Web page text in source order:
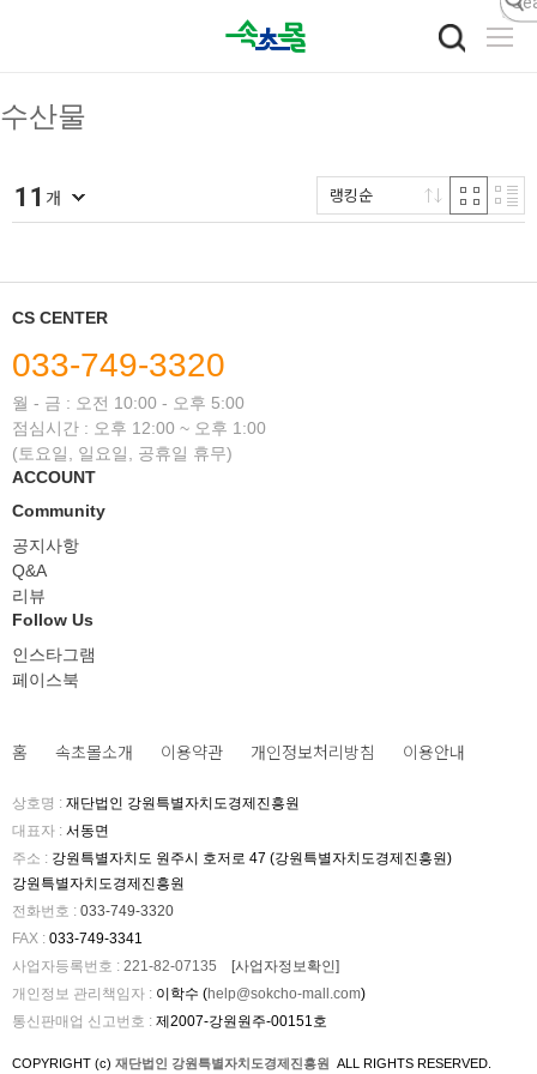
닫기
수산물
11 개 랭킹순
CS CENTER
033-749-3320
월 - 금 : 오전 10:00 - 오후 5:00
점심시간 : 오후 12:00 ~ 오후 1:00
(토요일, 일요일, 공휴일 휴무)
ACCOUNT
Community
공지사항
Q&A
리뷰
Follow Us
인스타그램
페이스북
홈 속초몰소개 이용약관 개인정보처리방침 이용안내
상호명 : 재단법인 강원특별자치도경제진흥원
대표자 : 서동면
주소 : 강원특별자치도 원주시 호저로 47 (강원특별자치도경제진흥원)
강원특별자치도경제진흥원
전화번호 : 033-749-3320
FAX : 033-749-3341
사업자등록번호 : 221-82-07135
[사업자정보확인]
개인정보 관리책임자 : 이학수 (help@sokcho-mall.com)
통신판매업 신고번호 : 제2007-강원원주-00151호
COPYRIGHT (c) 재단법인 강원특별자치도경제진흥원 ALL RIGHTS RESERVED.